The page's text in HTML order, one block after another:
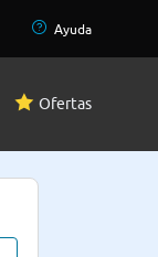
Ayuda
Ofertas